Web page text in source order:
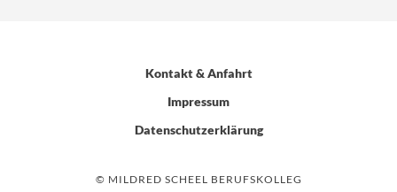
Kontakt & Anfahrt
Impressum
Datenschutzerklärung
© MILDRED SCHEEL BERUFSKOLLEG